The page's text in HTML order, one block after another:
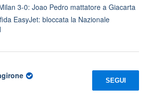
3-0: Joao Pedro mattatore a Giacarta
EasyJet: bloccata la Nazionale
SEGUI